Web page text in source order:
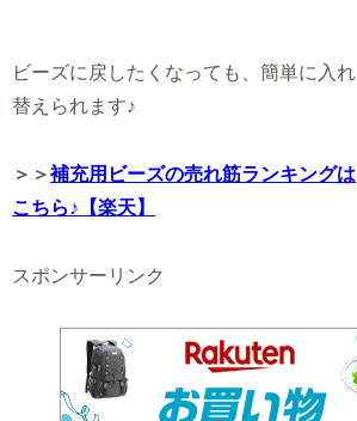
ビーズに戻したくなっても、簡単に入れ
替えられます♪
＞＞補充用ビーズの売れ筋ランキングは
こちら♪【楽天】
スポンサーリンク